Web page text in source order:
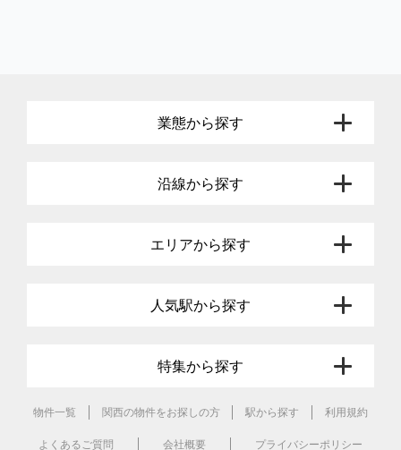
業態から探す
沿線から探す
エリアから探す
人気駅から探す
特集から探す
物件一覧 関西の物件をお探しの方 駅から探す 利用規約
よくあるご質問 会社概要 プライバシーポリシー